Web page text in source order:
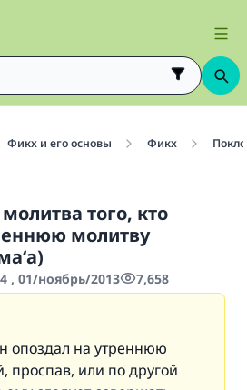
Фикх и его основы Фикх
того, кто
молитву
, 01/ноябрь/2013 7,658
опоздал на утреннюю
проспав, или по другой